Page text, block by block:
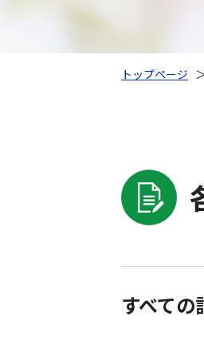
トップページ
すべての